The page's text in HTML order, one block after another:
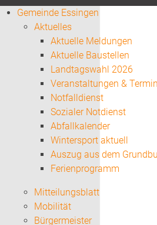
Gemeinde Essingen
Aktuelles
Aktuelle Meldungen
Aktuelle Baustellen
Landtagswahl 2026
Veranstaltungen &
Notfalldienst
Sozialer Notdienst
Abfallkalender
Wintersport aktuell
Auszug aus dem
Ferienprogramm
Mitteilungsblatt
Mobilität
Bürgermeister